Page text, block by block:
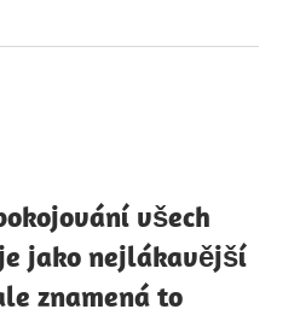
všech
jako nejlákavější
znamená to